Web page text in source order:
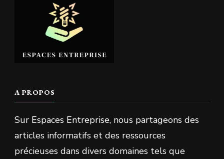
A PROPOS
Sur Espaces Entreprise, nous partageons des
articles informatifs et des ressources
précieuses dans divers domaines tels que